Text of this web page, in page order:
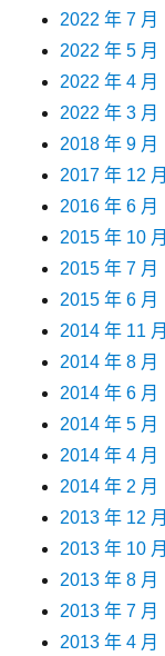
2022 年 7 月
2022 年 5 月
2022 年 4 月
2022 年 3 月
2018 年 9 月
2017 年 12 月
2016 年 6 月
2015 年 10 月
2015 年 7 月
2015 年 6 月
2014 年 11 月
2014 年 8 月
2014 年 6 月
2014 年 5 月
2014 年 4 月
2014 年 2 月
2013 年 12 月
2013 年 10 月
2013 年 8 月
2013 年 7 月
2013 年 4 月